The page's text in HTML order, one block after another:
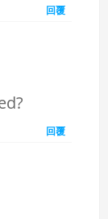
回覆
回覆